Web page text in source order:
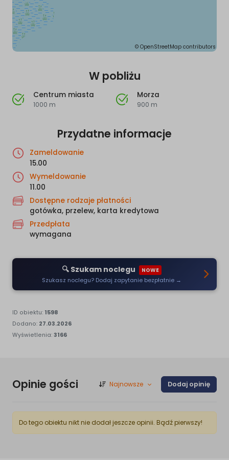
ID obiektu: 1598
Dodano: 27.03.2026
Wyświetlenia: 3166
© OpenStreetMap contributors
W pobliżu
Centrum miasta
1000 m
Morza
900 m
Przydatne informacje
Zameldowanie
15.00
Wymeldowanie
11.00
Dostępne rodzaje płatności
gotówka, przelew, karta kredytowa
Przedpłata
wymagana
Opinie gości Najnowsze Dodaj opinię
Do tego obiektu nikt nie dodał jeszcze opinii. Bądź pierwszy!
🔍 Szukam noclegu NOWE
Szukasz noclegu? Dodaj zapytanie bezpłatnie →